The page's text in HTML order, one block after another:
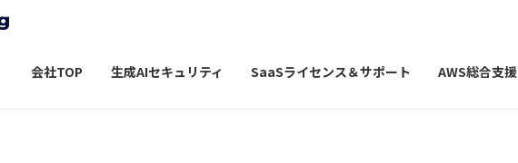
会社TOP 生成AIセキュリティ SaaSライセンス＆サポート AWS総合支援